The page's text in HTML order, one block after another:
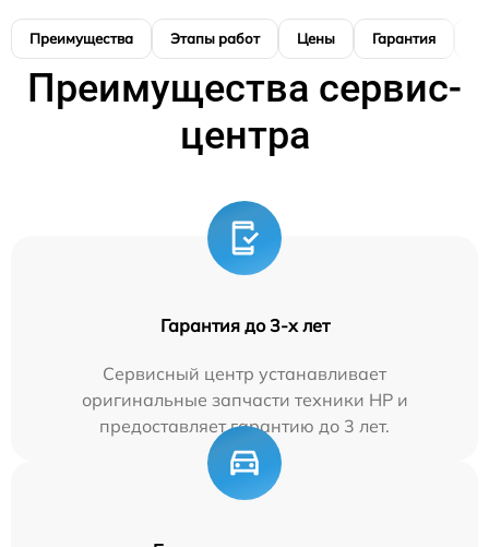
Преимущества Этапы работ Цены Гарантия
Преимущества сервис-
центра
Гарантия до 3-х лет
Сервисный центр устанавливает
оригинальные запчасти техники HP и
предоставляет гарантию до 3 лет.